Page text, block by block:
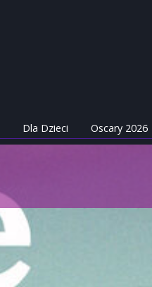
Dla Dzieci Oscary 2026